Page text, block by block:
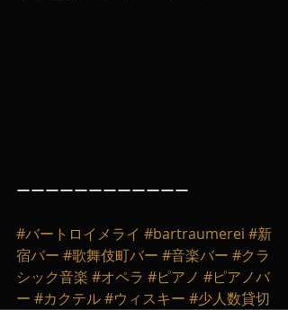
ーーーーーーーーーーーー
#バートロイメライ #bartraumerei #新
宿バー #歌舞伎町バー #音楽バー #クラ
シック音楽 #オペラ #ピアノ #ピアノバ
ー #カクテル#ウィスキー #少人数貸切